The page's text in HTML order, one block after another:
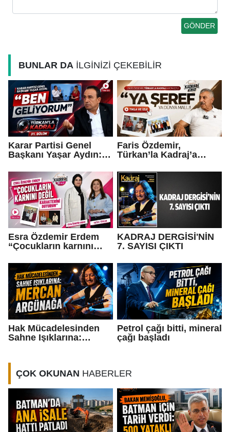
BUNLAR DA İLGİNİZİ ÇEKEBİLİR
Karar Partisi Genel
Başkanı Yaşar Aydın:
Faris Özdemir,
Türkan’la Kadraj’a
dünya malı..."
Esra Özdemir Erdem
“Çocukların karnını
doyurun”
KADRAJ DERGİSİ'NİN
7. SAYISI ÇIKTI
Hak Mücadelesinden
Sahne Işıklarına:
Petrol çağı bitti, mineral
çağı başladı
ÇOK OKUNAN HABERLER